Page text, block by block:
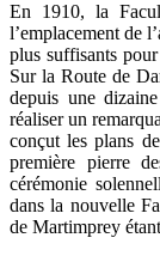
En 1910, la
l’emplacement de
plus suffisants
Sur la Route de
depuis une
réaliser un
conçut les plans
première pierre
cérémonie
dans la nouvelle
de Martimprey